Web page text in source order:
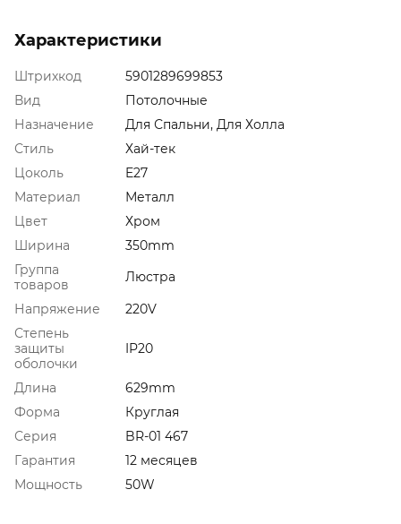
Характеристики
Штрихкод
5901289699853
Вид
Потолочные
Назначение
Для Спальни, Для Холла
Стиль
Хай-тек
Цоколь
E27
Материал
Металл
Цвет
Хром
Ширина
350mm
Группа
товаров
Люстра
Напряжение
220V
Степень
защиты
оболочки
IP20
Длина
629mm
Форма
Круглая
Серия
BR-01 467
Гарантия
12 месяцев
Мощность
50W